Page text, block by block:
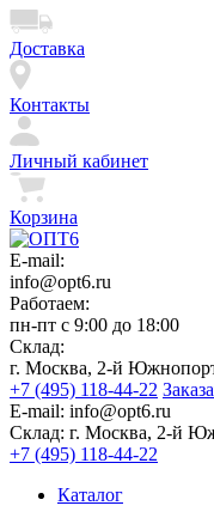
Доставка
Контакты
Личный кабинет
Корзина
E-mail:
info@opt6.ru
Работаем:
пн-пт с 9:00 до 18:00
Склад:
г. Москва, 2-й
+7 (495) 118-44-22
E-mail: info@opt6.ru
Склад: г. Москва, 2-й
+7 (495) 118-44-22
Каталог